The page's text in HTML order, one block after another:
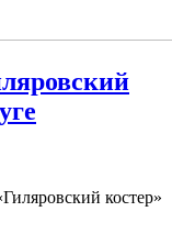
костер»